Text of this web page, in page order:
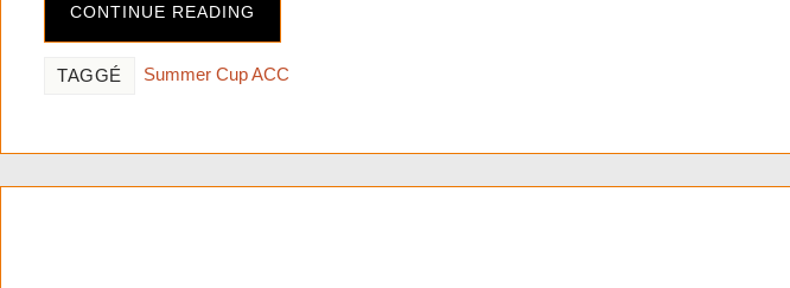
CONTINUE READING
TAGGÉ Summer Cup ACC